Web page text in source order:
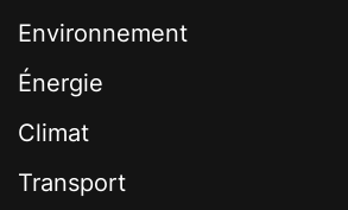
Environnement
Énergie
Climat
Transport